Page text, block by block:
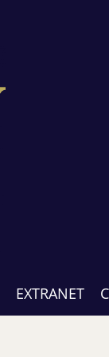
EXTRANET